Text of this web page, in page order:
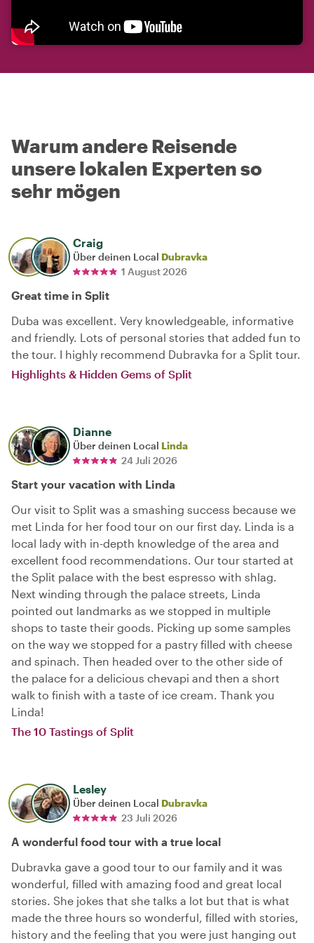
Warum andere Reisende
unsere lokalen Experten so
sehr mögen
Craig
Über deinen Local Dubravka
1 August 2026
Great time in Split
Duba was excellent. Very knowledgeable, informative
and friendly. Lots of personal stories that added fun to
the tour. I highly recommend Dubravka for a Split tour.
Highlights & Hidden Gems of Split
Dianne
Über deinen Local Linda
24 Juli 2026
Start your vacation with Linda
Our visit to Split was a smashing success because we
met Linda for her food tour on our first day. Linda is a
local lady with in-depth knowledge of the area and
excellent food recommendations. Our tour started at
the Split palace with the best espresso with shlag.
Next winding through the palace streets, Linda
pointed out landmarks as we stopped in multiple
shops to taste their goods. Picking up some samples
on the way we stopped for a pastry filled with cheese
and spinach. Then headed over to the other side of
the palace for a delicious chevapi and then a short
walk to finish with a taste of ice cream. Thank you
Linda!
The 10 Tastings of Split
Lesley
Über deinen Local Dubravka
23 Juli 2026
A wonderful food tour with a true local
Dubravka gave a good tour to our family and it was
wonderful, filled with amazing food and great local
stories. She jokes that she talks a lot but that is what
made the three hours so wonderful, filled with stories,
history and the feeling that you were just hanging out